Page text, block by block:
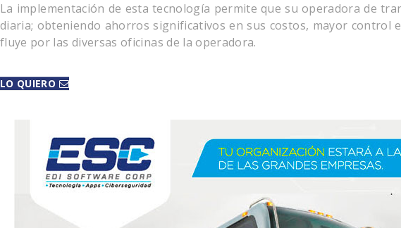
La implementación de esta tecnología permite que su operadora de
diaria; obteniendo ahorros significativos en sus costos, mayor control
fluye por las diversas oficinas de la operadora.
LO QUIERO